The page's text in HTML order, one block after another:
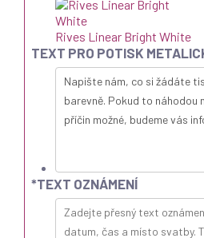
Rives Linear Bright White
TEXT PRO POTISK
*TEXT OZNÁMENÍ